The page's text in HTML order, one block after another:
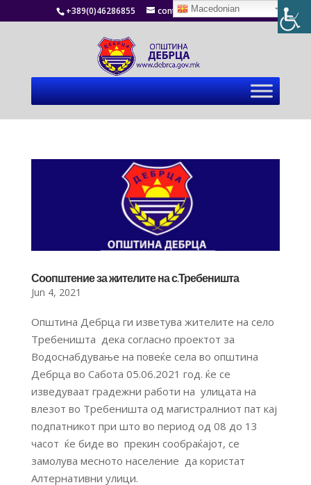
+389(0)46286855 contact@debrca.gov.mk
Соопштение за жителите на с.Требеништа
Jun 4, 2021
Општина Дебрца ги изветува жителите на село
Требеништа дека согласно проектот за
Водоснабдување на повеќе села во општина
Дебрца во Сабота 05.06.2021 год. ќе се
изведуваат градежни работи на улицата на
влезот во Требеништа од магистралниот пат кај
подпатникот при што во период од 08 до 13
часот ќе биде во прекин сообраќајот, се
замолува месното население да користат
Алтернативни улици.
Macedonian